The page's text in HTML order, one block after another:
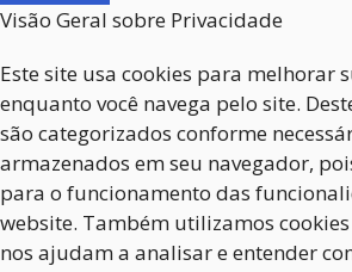
Visão Geral sobre Privacidade
Este site usa cookies para melhorar
enquanto você navega pelo site.
são categorizados conforme
armazenados em seu navegador,
para o funcionamento das
website. Também utilizamos
nos ajudam a analisar e entender